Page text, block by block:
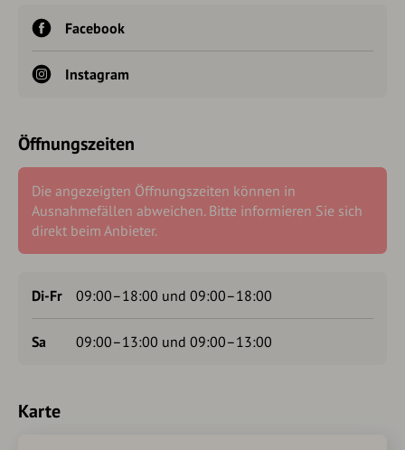
Facebook
Instagram
Öffnungszeiten
Die angezeigten Öffnungszeiten können in
Ausnahmefällen abweichen. Bitte informieren Sie sich
direkt beim Anbieter.
Di-Fr 09:00–18:00 und 09:00–18:00
Sa 09:00–13:00 und 09:00–13:00
Karte